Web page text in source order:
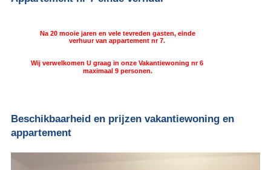
Na 20 mooie jaren en vele tevreden gasten, einde
verhuur van appartement nr 7.
Wij verwelkomen U graag in onze Vakantiewoning nr 6
maximaal 9 personen.
Beschikbaarheid en prijzen vakantiewoning en
appartement